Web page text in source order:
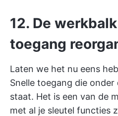
12. De
toegang
Laten we het nu eens
Snelle toegang die
staat. Het is een van de
met al je sleutel functies